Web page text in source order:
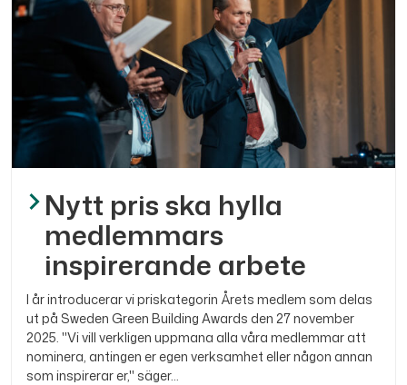
Nytt pris ska hylla
medlemmars
inspirerande arbete
I år introducerar vi priskategorin Årets medlem som delas
ut på Sweden Green Building Awards den 27 november
2025. "Vi vill verkligen uppmana alla våra medlemmar att
nominera, antingen er egen verksamhet eller någon annan
som inspirerar er," säger...